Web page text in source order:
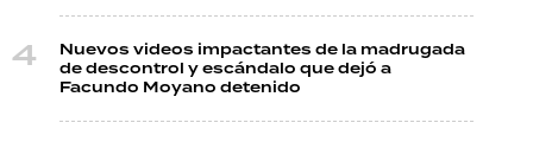
Nuevos videos impactantes de la madrugada
de descontrol y escándalo que dejó a
Facundo Moyano detenido